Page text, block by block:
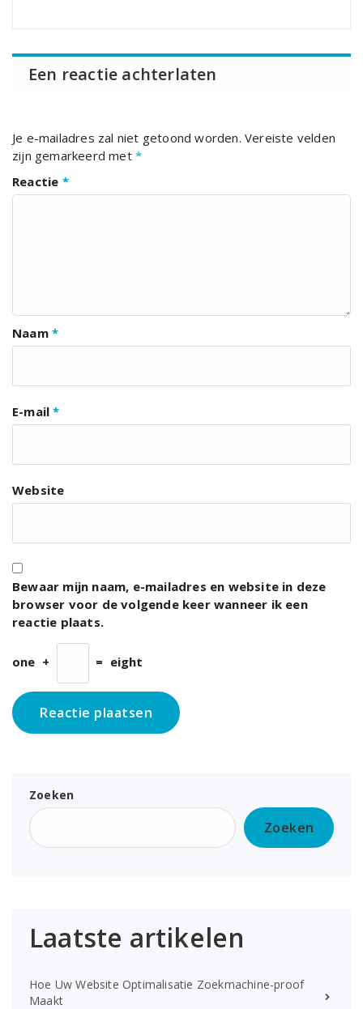
Een reactie achterlaten
Je e-mailadres zal niet getoond worden. Vereiste velden
zijn gemarkeerd met *
Reactie *
Naam *
E-mail*
Website
Bewaar mijn naam, e-mailadres en website in deze
browser voor de volgende keer wanneer ik een
reactie plaats.
one + = eight
Zoeken
Zoeken
Laatste artikelen
Hoe Uw Website Optimalisatie Zoekmachine-proof
Maakt